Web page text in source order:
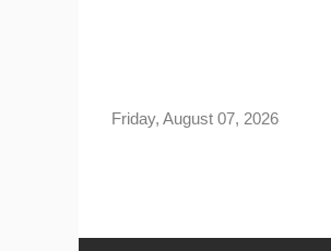
Friday, August 07, 2026